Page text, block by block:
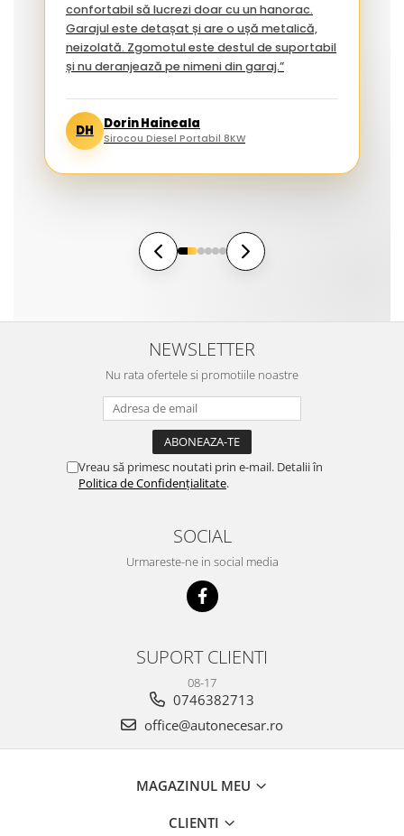
confortabil să lucrezi doar cu un hanorac.
Garajul este detașat și are o ușă metalică,
neizolată. Zgomotul este destul de suportabil
și nu deranjează pe nimeni din garaj.”
DH Dorin Haineala
Sirocou Diesel Portabil 8KW
NEWSLETTER
Nu rata ofertele si promotiile noastre
Vreau să primesc noutati prin e-mail. Detalii în
Politica de Confidențialitate.
SOCIAL
Urmareste-ne in social media
SUPORT CLIENTI
08-17
0746382713
office@autonecesar.ro
MAGAZINUL MEU
CLIENTI